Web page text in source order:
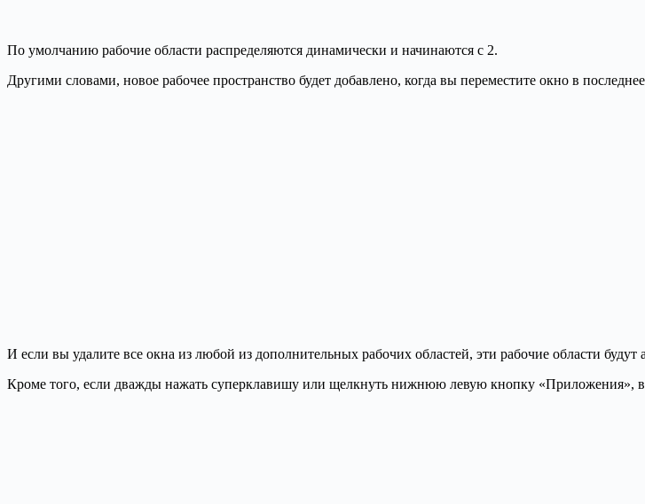
По умолчанию рабочие области распределяются динамически и начинаются с 2.
Другими словами, новое рабочее пространство будет добавлено, когда вы переместите окно в
И если вы удалите все окна из любой из дополнительных рабочих областей, эти рабочие области будут
Кроме того, если дважды нажать суперклавишу или щелкнуть нижнюю левую кнопку «Приложения»,